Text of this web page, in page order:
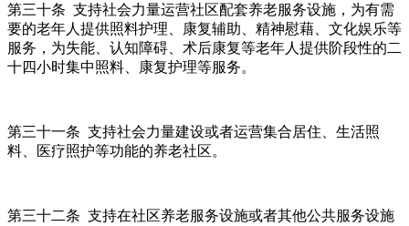
第三十条 支持社会力量运营社区配套养老服务设施，为有需
要的老年人提供照料护理、康复辅助、精神慰藉、文化娱乐等
服务，为失能、认知障碍、术后康复等老年人提供阶段性的二
十四小时集中照料、康复护理等服务。
第三十一条 支持社会力量建设或者运营集合居住、生活照
料、医疗照护等功能的养老社区。
第三十二条 支持在社区养老服务设施或者其他公共服务设施